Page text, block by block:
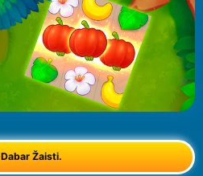
Dabar Žaisti.